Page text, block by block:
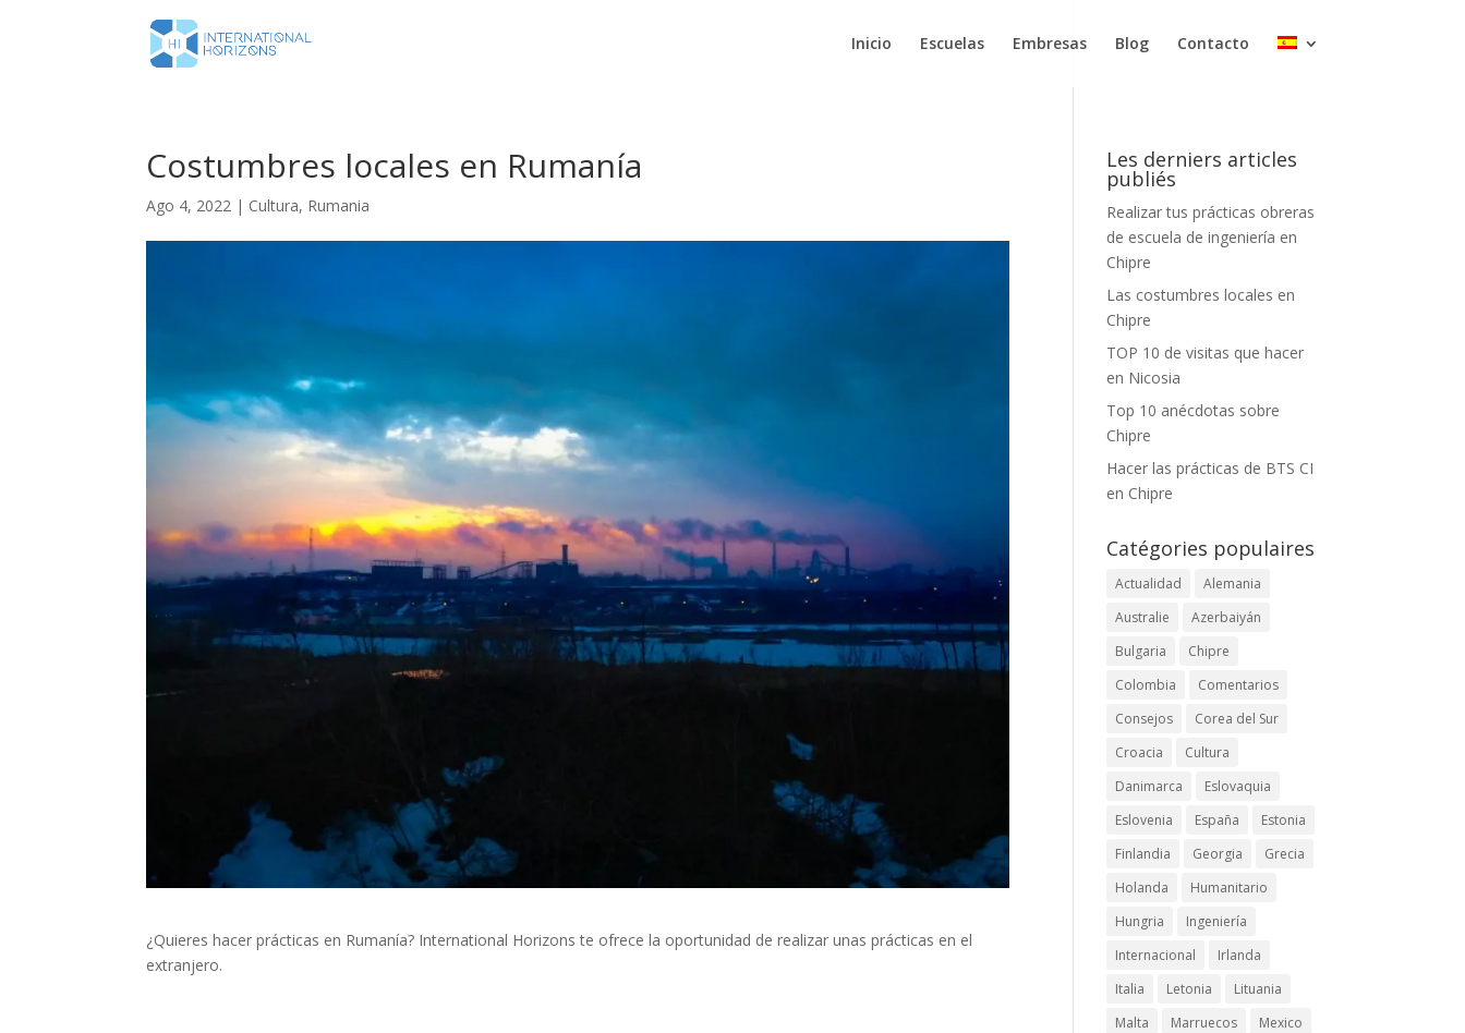
Inicio Escuelas Embresas Blog Contacto
Costumbres locales en Rumanía
Ago 4, 2022 | Cultura, Rumania
¿Quieres hacer prácticas en Rumanía? International Horizons te ofrece la oportunidad de realizar unas prácticas en el
extranjero.
Les derniers articles
publiés
Realizar tus prácticas obreras
de escuela de ingeniería en
Chipre
Las costumbres locales en
Chipre
TOP 10 de visitas que hacer
en Nicosia
Top 10 anécdotas sobre
Chipre
Hacer las prácticas de BTS CI
en Chipre
Catégories populaires
Actualidad
Alemania
Australie
Azerbaiyán
Bulgaria
Chipre
Colombia
Comentarios
Consejos
Corea del Sur
Croacia
Cultura
Danimarca
Eslovaquia
Eslovenia
España
Estonia
Finlandia
Georgia
Grecia
Holanda
Humanitario
Hungria
Ingeniería
Internacional
Irlanda
Italia
Letonia
Lituania
Malta
Marruecos
Mexico